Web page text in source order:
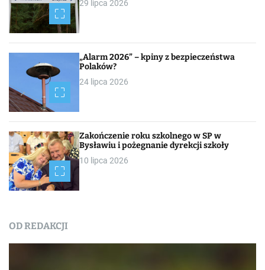
29 lipca 2026
„Alarm 2026” – kpiny z bezpieczeństwa
Polaków?
24 lipca 2026
Zakończenie roku szkolnego w SP w
Bysławiu i pożegnanie dyrekcji szkoły
10 lipca 2026
OD REDAKCJI